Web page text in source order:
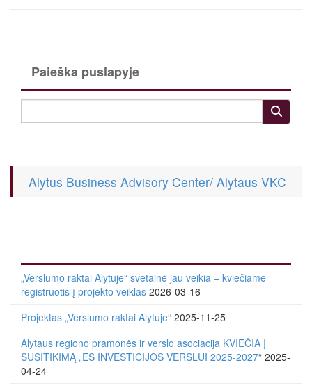
Paieška puslapyje
Alytus Business Advisory Center/ Alytaus VKC
„Verslumo raktai Alytuje“ svetainė jau veikia – kviečiame
registruotis į projekto veiklas 2026-03-16
Projektas „Verslumo raktai Alytuje“ 2025-11-25
Alytaus regiono pramonės ir verslo asociacija KVIEČIA Į
SUSITIKIMĄ „ES INVESTICIJOS VERSLUI 2025-2027“ 2025-
04-24